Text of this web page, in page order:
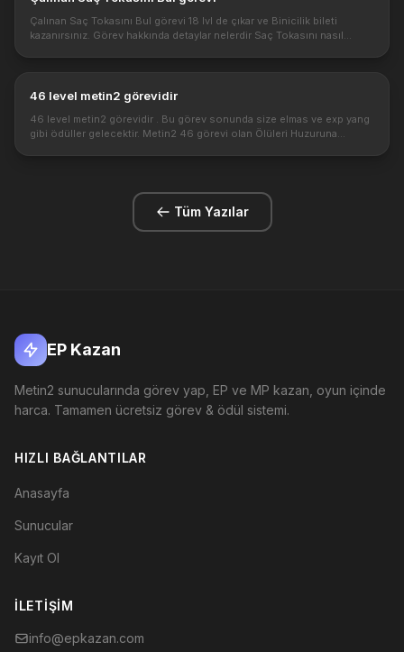
Çalınan Saç Tokasını Bul görevi 18 lvl de çıkar ve Binicilik bileti
kazanırsınız. Görev hakkında detaylar nelerdir Saç Tokasını nasıl
46 level metin2 görevidir
46 level metin2 görevidir . Bu görev sonunda size elmas ve exp yang
gibi ödüller gelecektir. Metin2 46 görevi olan Ölüleri Huzuruna
Tüm Yazılar
EP Kazan
Metin2 sunucularında görev yap, EP ve MP kazan, oyun içinde
harca. Tamamen ücretsiz görev & ödül sistemi.
HIZLI BAĞLANTILAR
Anasayfa
Sunucular
Kayıt Ol
İLETIŞIM
info@epkazan.com